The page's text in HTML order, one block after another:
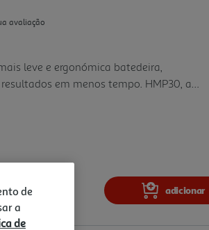
avaliação
leve e ergonómica batedeira,
em menos tempo. HMP30, a
adicionar
de
a
de